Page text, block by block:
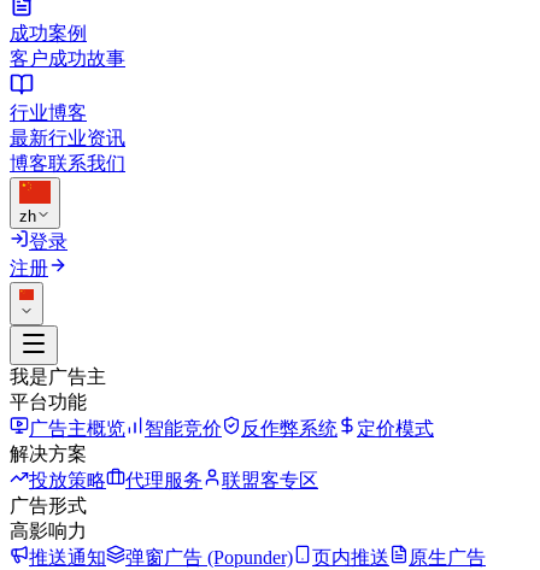
成功案例
客户成功故事
行业博客
最新行业资讯
博客联系我们
zh
登录
注册
我是广告主
平台功能
广告主概览
智能竞价 反作弊系统
定价模式
解决方案
投放策略
代理服务
联盟客专区
广告形式
高影响力
推送通知
弹窗广告 (Popunder) 页内推送
原生广告